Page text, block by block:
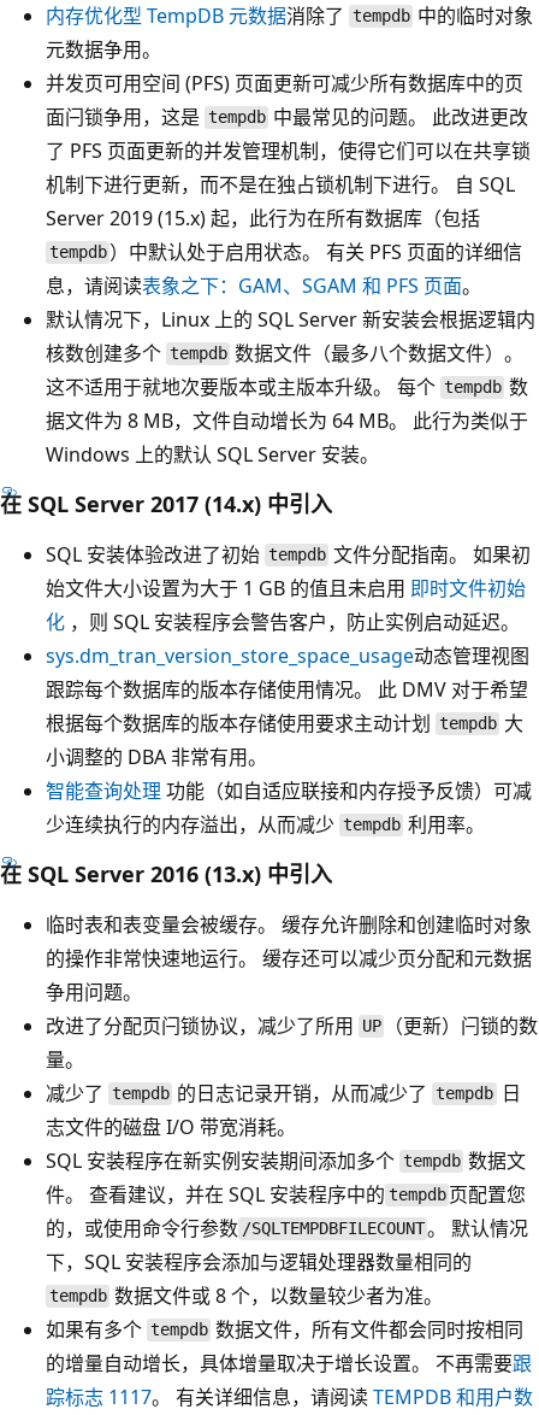
内存优化型 TempDB 元数据消除了 tempdb 中的临时对象
元数据争用。
并发页可用空间 (PFS) 页面更新可减少所有数据库中的页
面闩锁争用，这是 tempdb 中最常见的问题。 此改进更改
了 PFS 页面更新的并发管理机制，使得它们可以在共享锁
机制下进行更新，而不是在独占锁机制下进行。 自 SQL
Server 2019 (15.x) 起，此行为在所有数据库（包括
tempdb ）中默认处于启用状态。 有关 PFS 页面的详细信
息，请阅读表象之下：GAM、SGAM 和 PFS 页面。
默认情况下，Linux 上的 SQL Server 新安装会根据逻辑内
核数创建多个 tempdb 数据文件（最多八个数据文件）。
这不适用于就地次要版本或主版本升级。 每个 tempdb 数
据文件为 8 MB，文件自动增长为 64 MB。 此行为类似于
Windows 上的默认 SQL Server 安装。
在 SQL Server 2017 (14.x) 中引入
SQL 安装体验改进了初始 tempdb 文件分配指南。 如果初
始文件大小设置为大于 1 GB 的值且未启用 即时文件初始
化 ，则 SQL 安装程序会警告客户，防止实例启动延迟。
sys.dm_tran_version_store_space_usage动态管理视图
跟踪每个数据库的版本存储使用情况。 此 DMV 对于希望
根据每个数据库的版本存储使用要求主动计划 tempdb 大
小调整的 DBA 非常有用。
智能查询处理 功能（如自适应联接和内存授予反馈）可减
少连续执行的内存溢出，从而减少 tempdb 利用率。
在 SQL Server 2016 (13.x) 中引入
临时表和表变量会被缓存。 缓存允许删除和创建临时对象
的操作非常快速地运行。 缓存还可以减少页分配和元数据
争用问题。
改进了分配页闩锁协议，减少了所用 UP
（更新）闩锁的数
量。
减少了 tempdb 的日志记录开销，从而减少了 tempdb 日
志文件的磁盘 I/O 带宽消耗。
SQL 安装程序在新实例安装期间添加多个 tempdb 数据文
件。 查看建议，并在 SQL 安装程序中的 tempdb 页配置您
的，或使用命令行参数 /SQLTEMPDBFILECOUNT。 默认情况
下，SQL 安装程序会添加与逻辑处理器数量相同的
tempdb 数据文件或 8 个，以数量较少者为准。
如果有多个 tempdb 数据文件，所有文件都会同时按相同
的增量自动增长，具体增量取决于增长设置。 不再需要跟
踪标志 1117。 有关详细信息，请阅读TEMPDB 和用户数